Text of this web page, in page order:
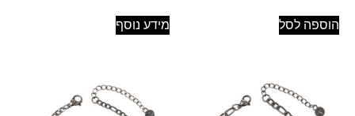
הוספה לסל מידע נוסף